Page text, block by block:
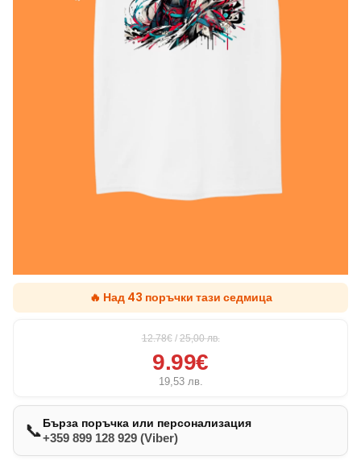
🔥 Над 43 поръчки тази седмица
12.78€ / 25,00лв.
9.99€
19,53 лв.
📞Бърза поръчка или персонализация
+359 899 128 929 (Viber)